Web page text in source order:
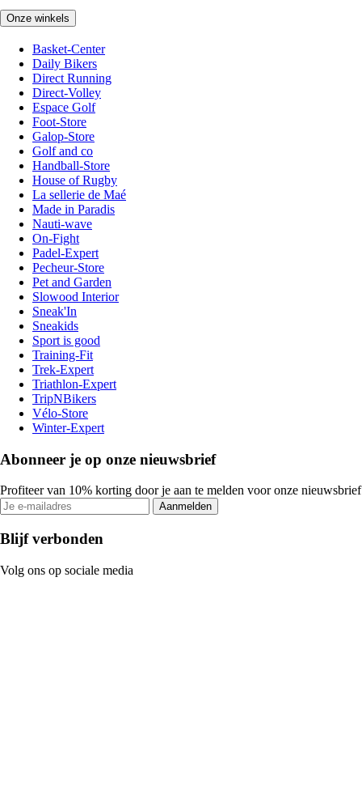
Onze winkels
Basket-Center
Daily Bikers
Direct Running
Direct-Volley
Espace Golf
Foot-Store
Galop-Store
Golf and co
Handball-Store
House of Rugby
La sellerie de Maé
Made in Paradis
Nauti-wave
On-Fight
Padel-Expert
Pecheur-Store
Pet and Garden
Slowood Interior
Sneak'In
Sneakids
Sport is good
Training-Fit
Trek-Expert
Triathlon-Expert
TripNBikers
Vélo-Store
Winter-Expert
Abonneer je op onze nieuwsbrief
Profiteer van 10% korting door je aan te melden voor onze nieuwsbrief
Aanmelden
Blijf verbonden
Volg ons op sociale media